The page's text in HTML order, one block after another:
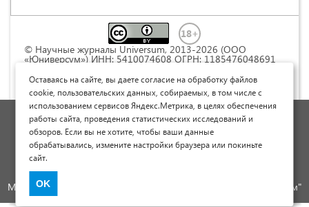
© Научные журналы Universum, 2013-2026 (ООО
«Юниверсум») ИНН: 5410074608 ОГРН: 1185476048691
Commons « Attribution» («Атрибуция») 4.0
Непортированная
Политика обработки персональных данных
Договор оферты
Опубликовать научную статью
Международный научно-исследовательский журнал "Юниверсум"
Оставаясь на сайте, вы даете согласие на обработку файлов
cookie, пользовательских данных, собираемых, в том числе с
использованием сервисов Яндекс.Метрика, в целях обеспечения
работы сайта, проведения статистических исследований и
обзоров. Если вы не хотите, чтобы ваши данные
обрабатывались, измените настройки браузера или покиньте
сайт.
OK